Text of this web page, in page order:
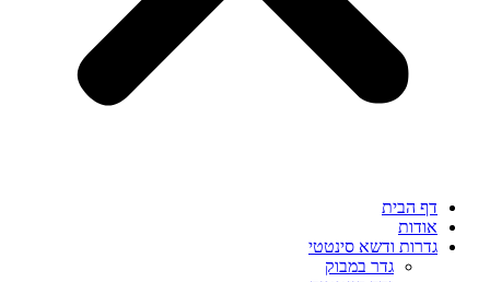
דף הבית
אודות
גדרות ודשא סינטטי
גדר במבוק